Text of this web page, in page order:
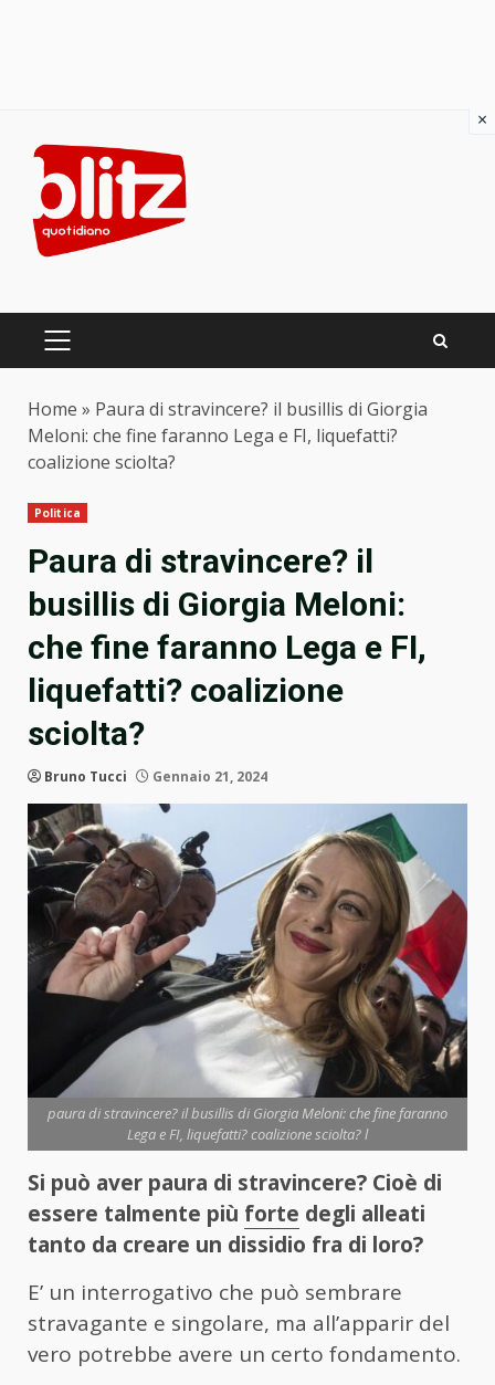
content
PRIMARY
Home » Paura di stravincere? il busillis di Giorgia
Meloni: che fine faranno Lega e FI, liquefatti?
coalizione sciolta?
Politica
Paura di stravincere? il
busillis di Giorgia Meloni:
che fine faranno Lega e FI,
liquefatti? coalizione
sciolta?
Bruno Tucci Gennaio 21, 2024
paura di stravincere? il busillis di Giorgia Meloni: che fine faranno
Lega e FI, liquefatti? coalizione sciolta? l
Si può aver paura di stravincere? Cioè di
essere talmente più forte degli alleati
tanto da creare un dissidio fra di loro?
E’ un interrogativo che può sembrare
stravagante e singolare, ma all’apparir del
vero potrebbe avere un certo fondamento.
×